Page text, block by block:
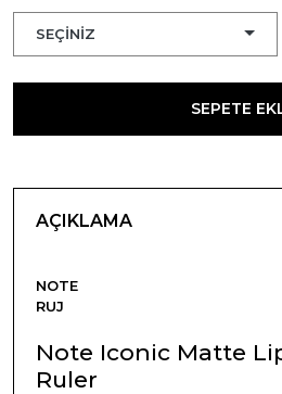
SEPETE
AÇIKLAMA
NOTE
RUJ
Note Iconic Matte
Ruler